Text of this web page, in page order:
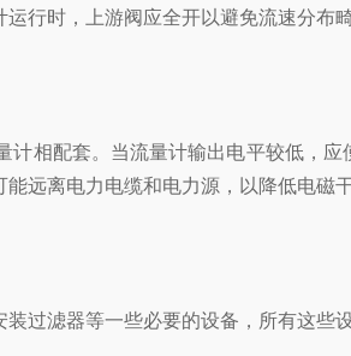
时，上游阀应全开以避免流速分布畸
配套。当流量计输出电平较低，应
远离电力电缆和电力源，以降低电磁
滤器等一些必要的设备，所有这些